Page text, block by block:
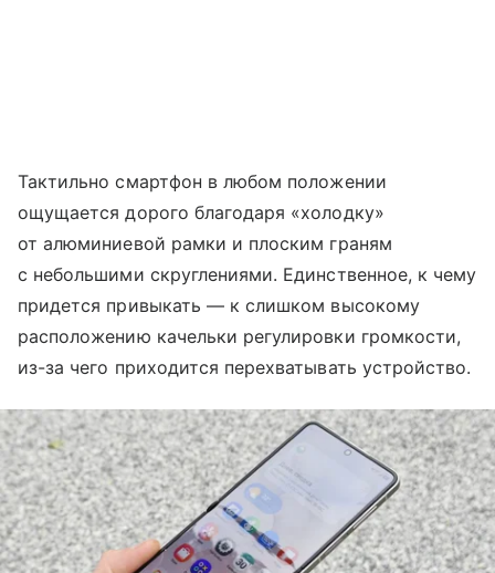
Тактильно смартфон в любом положении
ощущается дорого благодаря «холодку»
от алюминиевой рамки и плоским граням
с небольшими скруглениями. Единственное, к чему
придется привыкать — к слишком высокому
расположению качельки регулировки громкости,
из-за чего приходится перехватывать устройство.